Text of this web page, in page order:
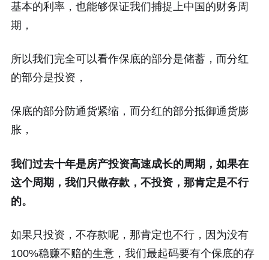
基本的利率，也能够保证我们捕捉上中国的财务周
期，
所以我们完全可以看作保底的部分是储蓄，而分红
的部分是投资，
保底的部分防通货紧缩，而分红的部分抵御通货膨
胀，
我们过去十年是房产投资高速成长的周期，如果在
这个周期，我们只做存款，不投资，那肯定是不行
的。
如果只投资，不存款呢，那肯定也不行，因为没有
100%稳赚不赔的生意，我们最起码要有个保底的存